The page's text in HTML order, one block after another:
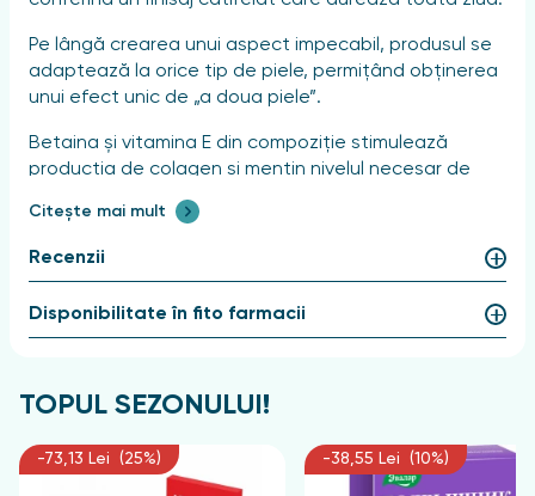
Pe lângă crearea unui aspect impecabil, produsul se
adaptează la orice tip de piele, permițând obținerea
unui efect unic de „a doua piele”.
Betaina și vitamina E din compoziție stimulează
producția de colagen și mențin nivelul necesar de
hidratare, datorită cărora pielea devine elastică și
mătăsoasă.
Filtrul UV protejează împotriva efectelor nocive ale
Fără parfum.
hidratată, în direcția de la frunte spre linia bărbiei, și
întindeți-l cu degetele, cu un burete umed sau cu o
Citește mai mult
Recenzii
Disponibilitate în fito farmacii
TOPUL SEZONULUI!
-73,13 Lei (25%) -38,55 Lei (10%)